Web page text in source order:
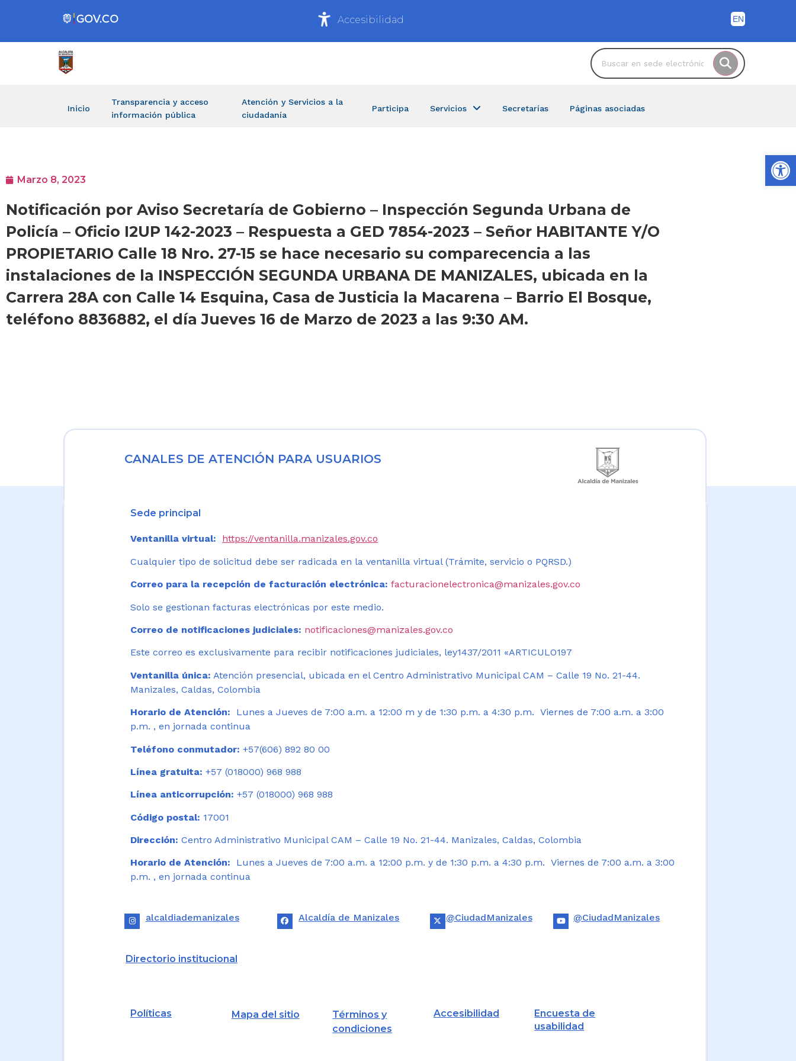
Accesibilidad
Inicio
Transparencia y acceso
información pública
Atención y Servicios a la
ciudadanía
Participa Servicios Secretarías Páginas asociadas
Marzo 8, 2023
Notificación por Aviso Secretaría de Gobierno – Inspección Segunda Urbana de
Policía – Oficio I2UP 142-2023 – Respuesta a GED 7854-2023 – Señor HABITANTE Y/O
PROPIETARIO Calle 18 Nro. 27-15 se hace necesario su comparecencia a las
instalaciones de la INSPECCIÓN SEGUNDA URBANA DE MANIZALES, ubicada en la
Carrera 28A con Calle 14 Esquina, Casa de Justicia la Macarena – Barrio El Bosque,
teléfono 8836882, el día Jueves 16 de Marzo de 2023 a las 9:30 AM.
CANALES DE ATENCIÓN PARA USUARIOS
Sede principal
Ventanilla virtual: https://ventanilla.manizales.gov.co
Cualquier tipo de solicitud debe ser radicada en la ventanilla virtual (Trámite, servicio o PQRSD.)
Correo para la recepción de facturación electrónica: facturacionelectronica@manizales.gov.co
Solo se gestionan facturas electrónicas por este medio.
Correo de notificaciones judiciales: notificaciones@manizales.gov.co
Este correo es exclusivamente para recibir notificaciones judiciales, ley1437/2011 «ARTICULO197
Ventanilla única: Atención presencial, ubicada en el Centro Administrativo Municipal CAM – Calle 19 No. 21-44.
Manizales, Caldas, Colombia
Horario de Atención:
Lunes a Jueves de 7:00 a.m. a 12:00 m y de 1:30 p.m. a 4:30 p.m. Viernes de 7:00 a.m. a 3:00
p.m. , en jornada continua
Teléfono conmutador: +57(606) 892 80 00
Línea gratuita: +57 (018000) 968 988
Línea anticorrupción: +57 (018000) 968 988
Código postal: 17001
Dirección: Centro Administrativo Municipal CAM – Calle 19 No. 21-44. Manizales, Caldas, Colombia
Horario de Atención: Lunes a Jueves de 7:00 a.m. a 12:00 p.m. y de 1:30 p.m. a 4:30 p.m. Viernes de 7:00 a.m. a 3:00
p.m. , en jornada continua
alcaldiademanizales Alcaldía de Manizales @CiudadManizales @CiudadManizales
Directorio institucional
Políticas Mapa del sitio
Términos y
condiciones
Accesibilidad
Encuesta de
usabilidad